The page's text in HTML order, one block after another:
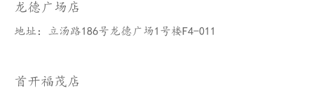
龙德广场店
地址：立汤路186号龙德广场1号楼F4-011
首开福茂店